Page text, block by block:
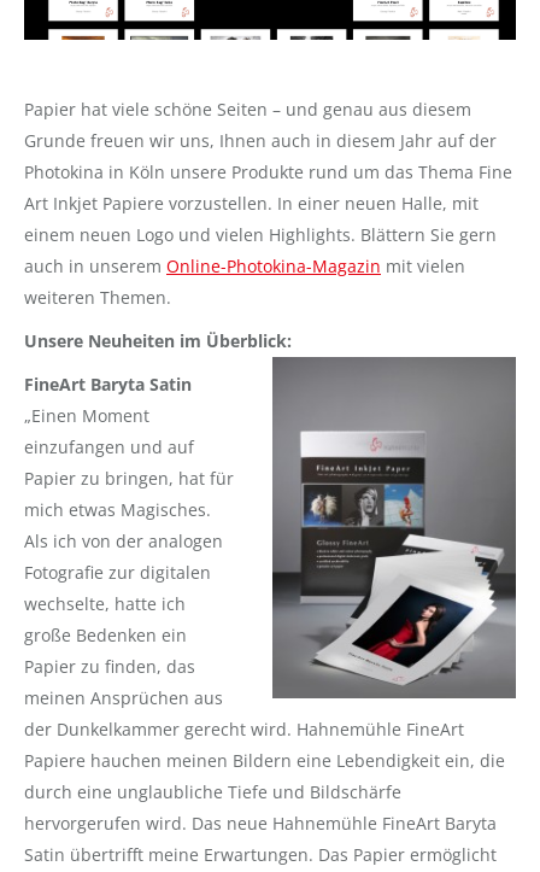
Papier hat viele schöne Seiten – und genau aus diesem
Grunde freuen wir uns, Ihnen auch in diesem Jahr auf der
Photokina in Köln unsere Produkte rund um das Thema Fine
Art Inkjet Papiere vorzustellen. In einer neuen Halle, mit
einem neuen Logo und vielen Highlights. Blättern Sie gern
auch in unserem Online-Photokina-Magazin mit vielen
weiteren Themen.
Unsere Neuheiten im Überblick:
FineArt Baryta Satin
„Einen Moment
einzufangen und auf
Papier zu bringen, hat für
mich etwas Magisches.
Als ich von der analogen
Fotografie zur digitalen
wechselte, hatte ich
große Bedenken ein
Papier zu finden, das
meinen Ansprüchen aus
der Dunkelkammer gerecht wird. Hahnemühle FineArt
Papiere hauchen meinen Bildern eine Lebendigkeit ein, die
durch eine unglaubliche Tiefe und Bildschärfe
hervorgerufen wird. Das neue Hahnemühle FineArt Baryta
Satin übertrifft meine Erwartungen. Das Papier ermöglicht